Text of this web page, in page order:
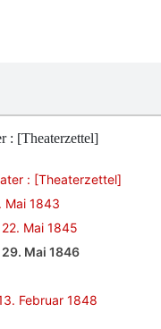
: [Theaterzettel]
: [Theaterzettel]
Mai 1843
Mai 1845
Mai 1846
Februar 1848